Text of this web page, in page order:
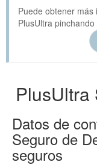
Puede obtener
PlusUltra pinchando
PlusUltra
Datos de
Seguro de
seguros